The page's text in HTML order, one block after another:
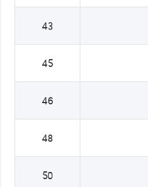
43
45
46
48
50